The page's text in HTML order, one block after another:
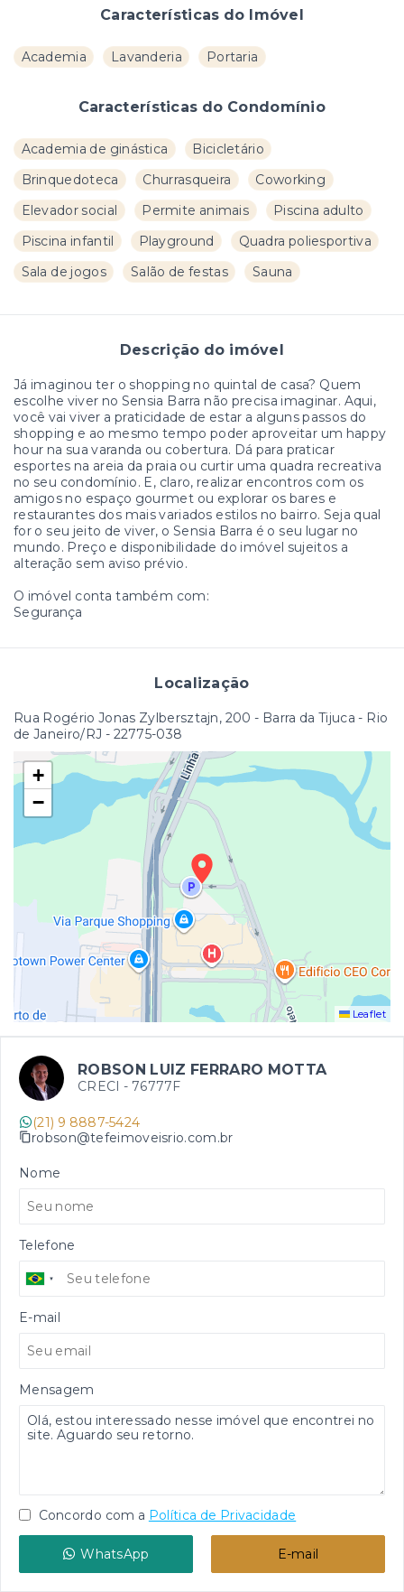
Características do Imóvel
Academia Lavanderia Portaria
Características do Condomínio
Academia de ginástica
Bicicletário
Brinquedoteca
Churrasqueira
Coworking
Elevador social
Permite animais
Piscina adulto
Piscina infantil
Playground
Quadra poliesportiva
Sala de jogos
Salão de festas Sauna
Descrição do imóvel
Já imaginou ter o shopping no quintal de casa? Quem
escolhe viver no Sensia Barra não precisa imaginar. Aqui,
você vai viver a praticidade de estar a alguns passos do
shopping e ao mesmo tempo poder aproveitar um happy
hour na sua varanda ou cobertura. Dá para praticar
esportes na areia da praia ou curtir uma quadra recreativa
no seu condomínio. E, claro, realizar encontros com os
amigos no espaço gourmet ou explorar os bares e
restaurantes dos mais variados estilos no bairro. Seja qual
for o seu jeito de viver, o Sensia Barra é o seu lugar no
mundo. Preço e disponibilidade do imóvel sujeitos a
alteração sem aviso prévio.
O imóvel conta também com:
Segurança
Localização
Rua Rogério Jonas Zylbersztajn, 200 - Barra da Tijuca - Rio
de Janeiro/RJ - 22775-038
+
−
Leaflet
ROBSON LUIZ FERRARO MOTTA
CRECI - 76777F
(21) 9 8887-5424
robson@tefeimoveisrio.com.br
Nome
Telefone
E-mail
Mensagem
Concordo com a Política de Privacidade
WhatsApp E-mail